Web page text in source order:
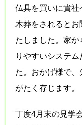
仏具を買いに貴
木葬をされると
たしました。家
りやすいシステ
た。おかげ様で、
がたく存じます。
丁度4月末の見学